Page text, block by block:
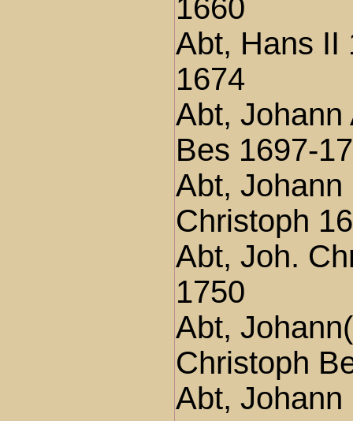
1660
Abt, Hans II
1674
Abt, Johann
Bes 1697-
Abt, Johann
Christoph
Abt, Joh.
1750
Abt,
Christoph
Abt, Johann